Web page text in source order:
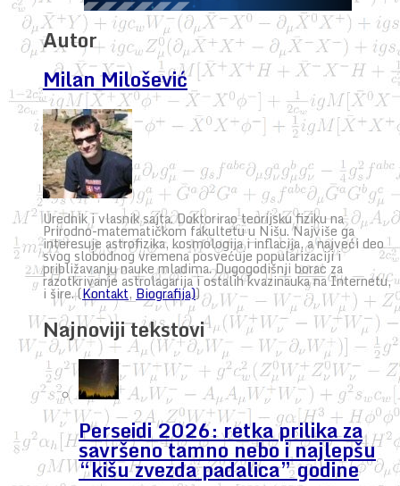
Autor
Milan Milošević
Urednik i vlasnik sajta. Doktorirao teorijsku fiziku na
Prirodno-matematičkom fakultetu u Nišu. Najviše ga
interesuje astrofizika, kosmologija i inflacija, a najveći deo
svog slobodnog vremena posvećuje popularizaciji i
približavanju nauke mladima. Dugogodišnji borac za
razotkrivanje astrolagarija i ostalih kvazinauka na Internetu,
i šire. (Kontakt,Biografija))
Najnoviji tekstovi
Perseidi 2026: retka prilika za
savršeno tamno nebo i najlepšu
“kišu zvezda padalica” godine